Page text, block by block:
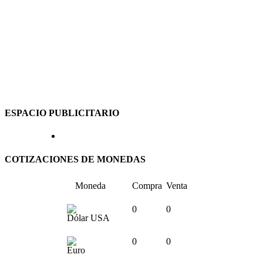
ESPACIO PUBLICITARIO
COTIZACIONES DE MONEDAS
Moneda Compra Venta
Dólar USA
0 0
Euro
0 0